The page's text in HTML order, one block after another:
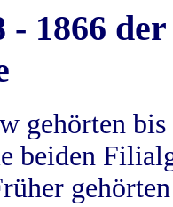
- 1866
gehörten
beiden